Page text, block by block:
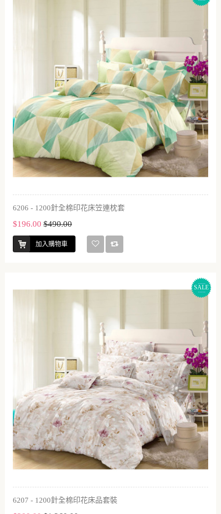
6206 - 1200針全棉印花床笠連枕套
$196.00 $490.00
加入購物車
SALE
6207 - 1200針全棉印花床品套裝